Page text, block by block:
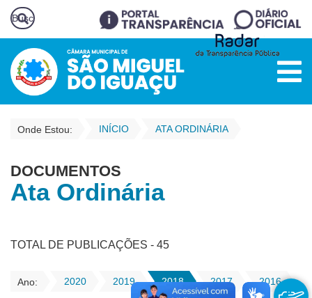
Onde Estou: INÍCIO ATA ORDINÁRIA
DOCUMENTOS
Ata Ordinária
TOTAL DE PUBLICAÇÕES - 45
Ano: 2020 2019 2018 2017 2016